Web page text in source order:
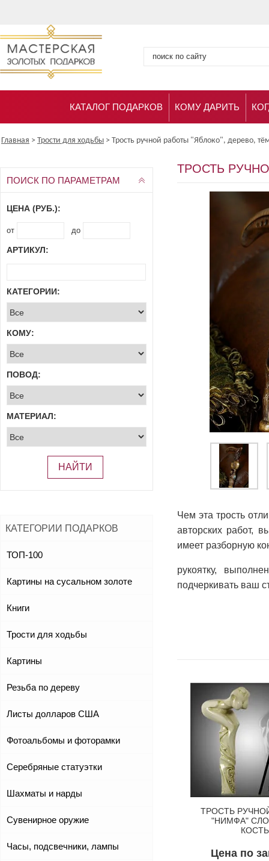
КАТАЛОГ ПОДАРКОВ КОМУ ДАРИТЬ
Главная > Трости для ходьбы > Трость ручной работы "Яблоко", дерево,
ПОИСК ПО ПАРАМЕТРАМ
ЦЕНА (РУБ.):
от до
АРТИКУЛ:
КАТЕГОРИИ:
КОМУ:
ПОВОД:
МАТЕРИАЛ:
НАЙТИ
КАТЕГОРИИ ПОДАРКОВ
ТОП-100
Картины на сусальном золоте
Книги
Трости для ходьбы
Картины
Резьба по дереву
Листы долларов США
Фотоальбомы и фоторамки
Серебряные статуэтки
Шахматы и нарды
Сувенирное оружие
Часы, подсвечники, лампы
ТРОСТЬ
Чем эта трость
авторских работ,
имеет разборную
рукоятку,
подчеркивать ваш
ТРОСТЬ
"НИМФА"
КОСТЬ
Цена по